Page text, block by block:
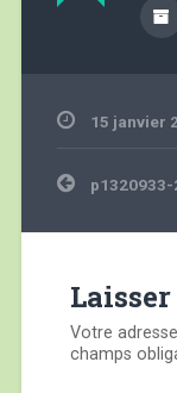
15 janvier
Navigation
de
p1320933-
Votre
champs